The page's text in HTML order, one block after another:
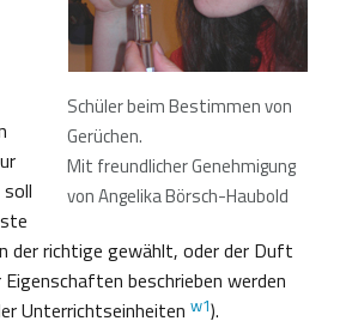
Schüler beim Bestimmen von
Gerüchen.
Mit freundlicher Genehmigung
von Angelika Börsch-Haubold
der richtige gewählt, oder der Duft
beschrieben werden
Unterrichtseinheiten w1).